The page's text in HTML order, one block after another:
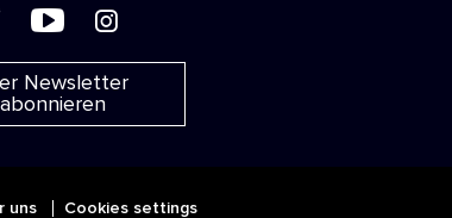
+ &
Newsletter
abonnieren
uns Cookies settings